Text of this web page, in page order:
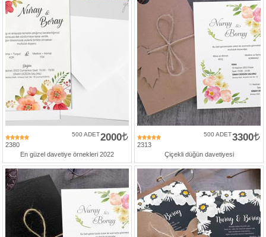
2380
2000
500 ADET
En güzel davetiye örnekleri 2022
2313
3300
500 ADET
Çiçekli düğün davetiyesi